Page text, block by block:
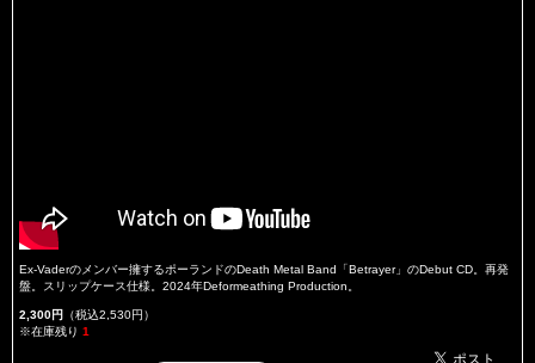
Ex-Vaderのメンバー擁するポーランドのDeath Metal Band「Betrayer」のDebut CD。再発
盤。スリップケース仕様。2024年Deformeathing Production。
2,300円 （税込2,530円）
※在庫残り 1